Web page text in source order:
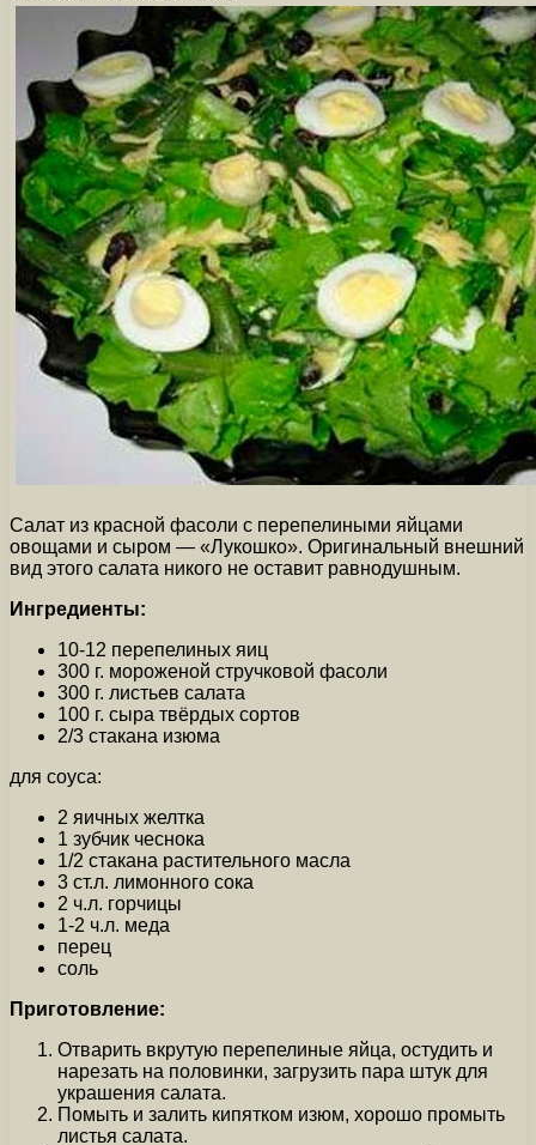
Салат из красной фасоли с перепелиными яйцами
овощами и сыром — «Лукошко». Оригинальный внешний
вид этого салата никого не оставит равнодушным.
Ингредиенты:
10-12 перепелиных яиц
300 г. мороженой стручковой фасоли
300 г. листьев салата
100 г. сыра твёрдых сортов
2/3 стакана изюма
для соуса:
2 яичных желтка
1 зубчик чеснока
1/2 стакана растительного масла
3 ст.л. лимонного сока
2 ч.л. горчицы
1-2 ч.л. меда
перец
соль
Приготовление:
Отварить вкрутую перепелиные яйца, остудить и
нарезать на половинки, загрузить пара штук для
украшения салата.
Помыть и залить кипятком изюм, хорошо промыть
листья салата.